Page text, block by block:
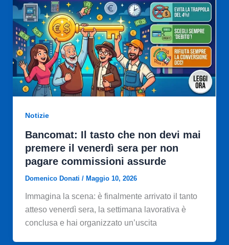
Notizie
Bancomat: Il tasto che non devi mai
premere il venerdì sera per non
pagare commissioni assurde
Domenico Donati / Maggio 10, 2026
Immagina la scena: è finalmente arrivato il tanto
atteso venerdì sera, la settimana lavorativa è
conclusa e hai organizzato un’uscita